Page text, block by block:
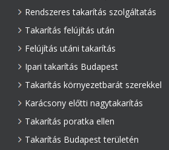
Rendszeres takarítás szolgáltatás
Takarítás felújítás után
Felújítás utáni takarítás
Ipari takarítás Budapest
Takarítás környezetbarát szerekkel
Karácsony előtti nagytakarítás
Takarítás poratka ellen
Takarítás Budapest területén